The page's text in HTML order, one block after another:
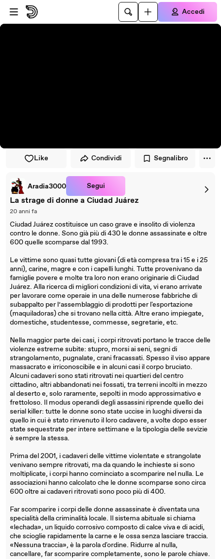
Vai al lettore
Passa al contenuto principale
Accedi
Like Condividi Segnalibro
Aradia3000 Segui
La strage di donne a Ciudad Juárez
20 anni fa
Ciudad Juárez costituisce un caso grave e insolito di violenza
contro le donne. Sono già più di 430 le donne assassinate e oltre
600 quelle scomparse dal 1993.
Le vittime sono quasi tutte giovani (di età compresa tra i 15 e i 25
anni), carine, magre e con i capelli lunghi. Tutte provenivano da
famiglie povere e molte tra loro non erano originarie di Ciudad
Juárez. Alla ricerca di migliori condizioni di vita, vi erano arrivate
per lavorare come operaie in una delle numerose fabbriche di
subappalto per l’assemblaggio di prodotti per l'esportazione
(maquiladoras) che si trovano nella città. Altre erano impiegate,
domestiche, studentesse, commesse, segretarie, etc.
Nella maggior parte dei casi, i corpi ritrovati portano le tracce delle
violenze estreme subite: stupro, morsi ai seni, segni di
strangolamento, pugnalate, crani fracassati. Spesso il viso appare
massacrato e irriconoscibile e in alcuni casi il corpo bruciato.
Alcuni cadaveri sono stati ritrovati nei quartieri del centro
cittadino, altri abbandonati nei fossati, tra terreni incolti in mezzo
al deserto e, solo raramente, sepolti in modo approssimativo e
frettoloso. Il modus operandi degli assassini riprende quello dei
serial killer: tutte le donne sono state uccise in luoghi diversi da
quello in cui è stato rinvenuto il loro cadavere, a volte dopo esser
state sequestrate per intere settimane e la tipologia delle sevizie
è sempre la stessa.
Prima del 2001, i cadaveri delle vittime violentate e strangolate
venivano sempre ritrovati, ma da quando le inchieste si sono
moltiplicate, i corpi hanno cominciato a scomparire nel nulla. Le
associazioni hanno calcolato che le donne scomparse sono circa
600 oltre ai cadaveri ritrovati sono poco più di 400.
Far scomparire i corpi delle donne assassinate è diventata una
specialità della criminalità locale. Il sistema abituale si chiama
«lechada», un liquido corrosivo composto di calce viva e di acidi,
che scioglie rapidamente la carne e le ossa senza lasciare traccia.
«Nessuna traccia», è la parola d'ordine. Ridurre al nulla,
cancellare, far scomparire completamente, sono le parole chiave.